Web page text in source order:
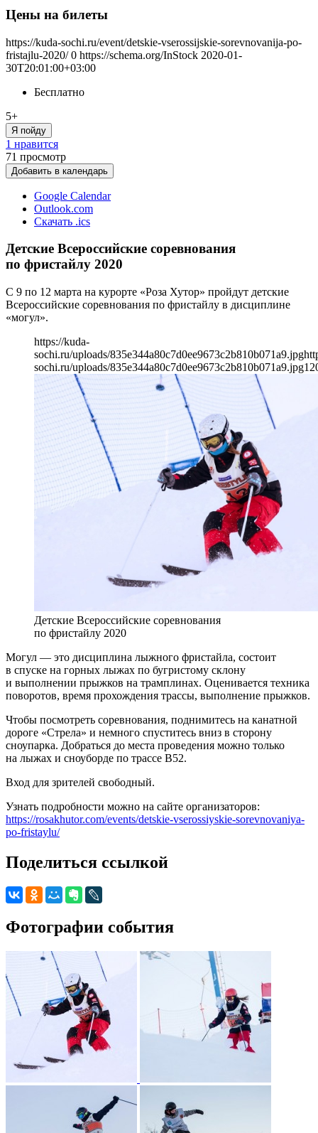
Цены на билеты
https://kuda-sochi.ru/event/detskie-vserossijskie-sorevnovanija-po-
fristajlu-2020/ 0 https://schema.org/InStock 2020-01-
30T20:01:00+03:00
Бесплатно
5+
Я пойду
1 нравится
71 просмотр
Добавить в календарь
Google Calendar
Outlook.com
Скачать .ics
Детские Всероссийские соревнования
по фристайлу 2020
С 9 по 12 марта на курорте «Роза Хутор» пройдут детские
Всероссийские соревнования по фристайлу в дисциплине
«могул».
https://kuda-
sochi.ru/uploads/835e344a80c7d0ee9673c2b810b071a9.jpg
sochi.ru/uploads/835e344a80c7d0ee9673c2b810b071a9.jpg
Детские Всероссийские соревнования
по фристайлу 2020
Могул — это дисциплина лыжного фристайла, состоит
в спуске на горных лыжах по бугристому склону
и выполнении прыжков на трамплинах. Оценивается техника
поворотов, время прохождения трассы, выполнение прыжков.
Чтобы посмотреть соревнования, поднимитесь на канатной
дороге «Стрела» и немного спуститесь вниз в сторону
сноупарка. Добраться до места проведения можно только
на лыжах и сноуборде по трассе B52.
Вход для зрителей свободный.
Узнать подробности можно на сайте организаторов:
https://rosakhutor.com/events/detskie-vserossiyskie-sorevnovaniya-
po-fristaylu/
Поделиться ссылкой
Фотографии события